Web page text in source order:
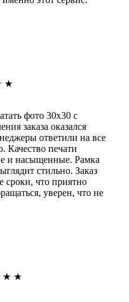
★
фото 30х30 с
заказа оказался
ответили на все
Качество печати
и насыщенные. Рамка
стильно. Заказ
сроки, что приятно
уверен, что не
★ ★